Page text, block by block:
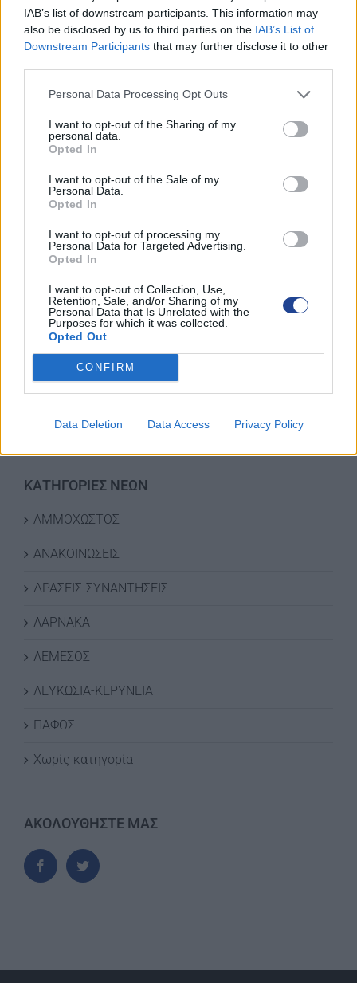
IAB’s list of downstream participants. This information may
also be disclosed by us to third parties on the IAB’s List of
Downstream Participants that may further disclose it to other
Personal Data Processing Opt Outs
I want to opt-out of the Sharing of my
personal data.
Opted In
I want to opt-out of the Sale of my
Personal Data.
Opted In
I want to opt-out of processing my
Personal Data for Targeted Advertising.
Opted In
I want to opt-out of Collection, Use,
Retention, Sale, and/or Sharing of my
Personal Data that Is Unrelated with the
Purposes for which it was collected.
Opted Out
CONFIRM
Data Deletion Data Access Privacy Policy
ΟΙ ΕΚΔΗΛΩΣΕΙΣ ΜΑΣ
ΚΑΤΗΓΟΡΙΕΣ ΝΕΩΝ
ΑΜΜΟΧΩΣΤΟΣ
ΑΝΑΚΟΙΝΩΣΕΙΣ
ΔΡΑΣΕΙΣ-ΣΥΝΑΝΤΗΣΕΙΣ
ΛΑΡΝΑΚΑ
ΛΕΜΕΣΟΣ
ΛΕΥΚΩΣΙΑ-ΚΕΡΥΝΕΙΑ
ΠΑΦΟΣ
Χωρίς κατηγορία
ΑΚΟΛΟΥΘΗΣΤΕ ΜΑΣ